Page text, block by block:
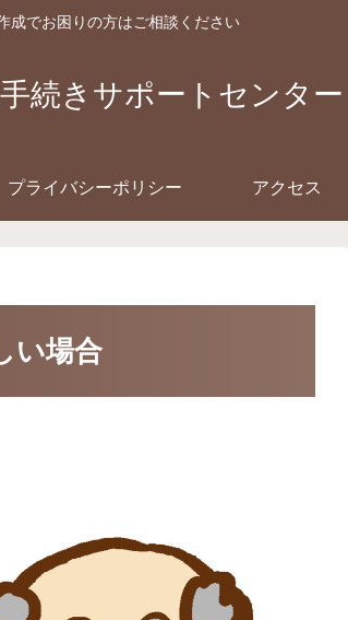
成でお困りの方はご相談ください
続きサポートセンター
プライバシーポリシー アクセス
い場合